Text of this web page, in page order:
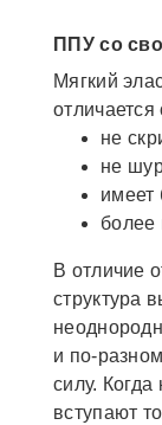
ППУ со
Мягкий
не
не
имеет
более
В отличие
структура
и по-
силу. Когда
вступают